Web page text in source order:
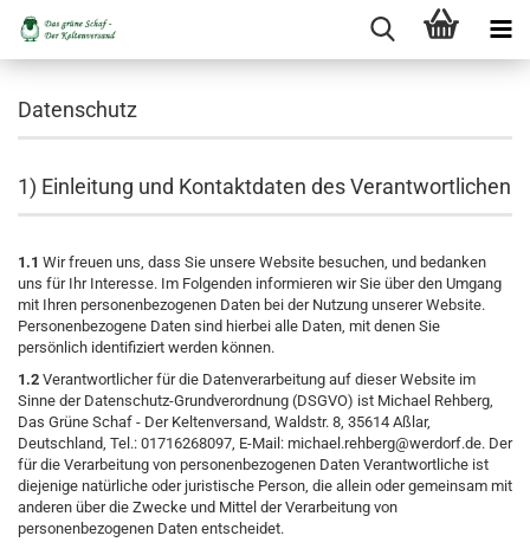
Datenschutz
1) Einleitung und Kontaktdaten des Verantwortlichen
1.1 Wir freuen uns, dass Sie unsere Website besuchen, und bedanken
uns für Ihr Interesse. Im Folgenden informieren wir Sie über den Umgang
mit Ihren personenbezogenen Daten bei der Nutzung unserer Website.
Personenbezogene Daten sind hierbei alle Daten, mit denen Sie
persönlich identifiziert werden können.
1.2 Verantwortlicher für die Datenverarbeitung auf dieser Website im
Sinne der Datenschutz-Grundverordnung (DSGVO) ist Michael Rehberg,
Das Grüne Schaf - Der Keltenversand, Waldstr. 8, 35614 Aßlar,
Deutschland, Tel.: 01716268097, E-Mail: michael.rehberg@werdorf.de. Der
für die Verarbeitung von personenbezogenen Daten Verantwortliche ist
diejenige natürliche oder juristische Person, die allein oder gemeinsam mit
anderen über die Zwecke und Mittel der Verarbeitung von
personenbezogenen Daten entscheidet.